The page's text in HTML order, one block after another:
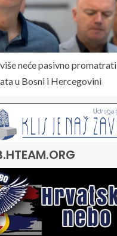
neće pasivno promatrati
u Bosni i Hercegovini